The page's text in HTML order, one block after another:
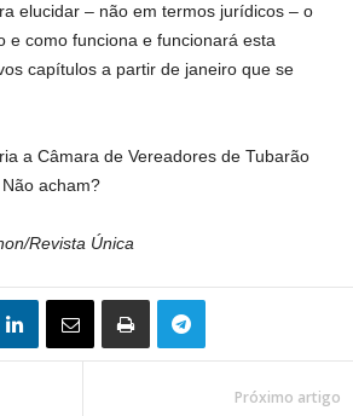
elucidar – não em termos jurídicos – o
e como funciona e funcionará esta
capítulos a partir de janeiro que se
a Câmara de Vereadores de Tubarão
acham?
Revista Única
Próximo artigo